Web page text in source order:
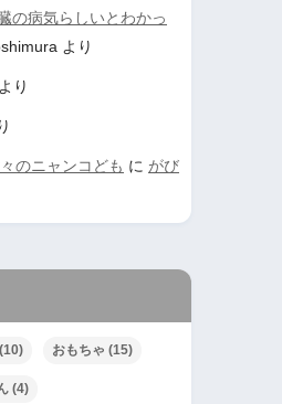
の病気らしいとわかっ
より
より
のニャンコども に がび
(10) おもちゃ (15)
(4)